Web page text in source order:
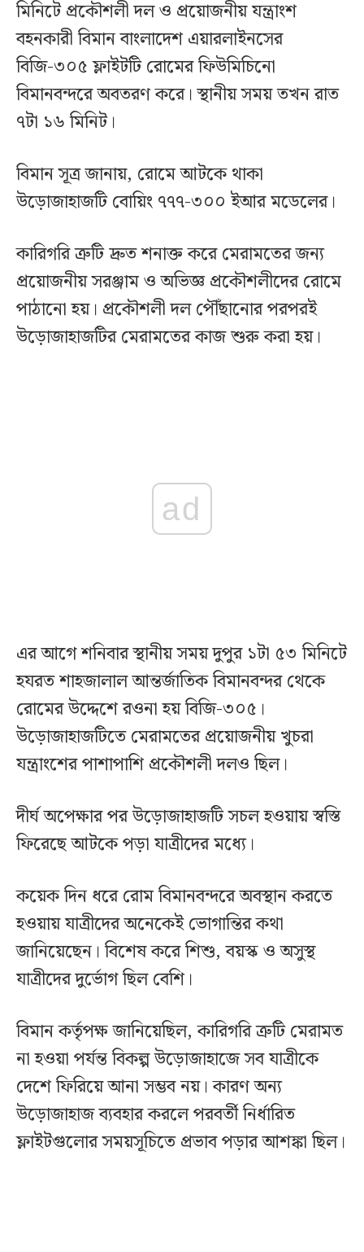
মিনিটে প্রকৌশলী দল ও প্রয়োজনীয় যন্ত্রাংশ
বহনকারী বিমান বাংলাদেশ এয়ারলাইনসের
বিজি-৩০৫ ফ্লাইটটি রোমের ফিউমিচিনো
বিমানবন্দরে অবতরণ করে। স্থানীয় সময় তখন রাত
৭টা ১৬ মিনিট।
বিমান সূত্র জানায়, রোমে আটকে থাকা
উড়োজাহাজটি বোয়িং ৭৭৭-৩০০ ইআর মডেলের।
কারিগরি ত্রুটি দ্রুত শনাক্ত করে মেরামতের জন্য
প্রয়োজনীয় সরঞ্জাম ও অভিজ্ঞ প্রকৌশলীদের রোমে
পাঠানো হয়। প্রকৌশলী দল পৌঁছানোর পরপরই
উড়োজাহাজটির মেরামতের কাজ শুরু করা হয়।
ad
এর আগে শনিবার স্থানীয় সময় দুপুর ১টা ৫৩ মিনিটে
হযরত শাহজালাল আন্তর্জাতিক বিমানবন্দর থেকে
রোমের উদ্দেশে রওনা হয় বিজি-৩০৫।
উড়োজাহাজটিতে মেরামতের প্রয়োজনীয় খুচরা
যন্ত্রাংশের পাশাপাশি প্রকৌশলী দলও ছিল।
দীর্ঘ অপেক্ষার পর উড়োজাহাজটি সচল হওয়ায় স্বস্তি
ফিরেছে আটকে পড়া যাত্রীদের মধ্যে।
কয়েক দিন ধরে রোম বিমানবন্দরে অবস্থান করতে
হওয়ায় যাত্রীদের অনেকেই ভোগান্তির কথা
জানিয়েছেন। বিশেষ করে শিশু, বয়স্ক ও অসুস্থ
যাত্রীদের দুর্ভোগ ছিল বেশি।
বিমান কর্তৃপক্ষ জানিয়েছিল, কারিগরি ত্রুটি মেরামত
না হওয়া পর্যন্ত বিকল্প উড়োজাহাজে সব যাত্রীকে
দেশে ফিরিয়ে আনা সম্ভব নয়। কারণ অন্য
উড়োজাহাজ ব্যবহার করলে পরবর্তী নির্ধারিত
ফ্লাইটগুলোর সময়সূচিতে প্রভাব পড়ার আশঙ্কা ছিল।